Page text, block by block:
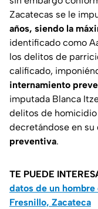
Zacatecas se le
años, siendo la
identificado como
los delitos de
calificado,
internamiento
imputada Blanca
delitos de
decretándose en
preventiva.
TE PUEDE
datos de un
Fresnillo, Zacateca